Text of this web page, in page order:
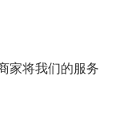
家将我们的服务